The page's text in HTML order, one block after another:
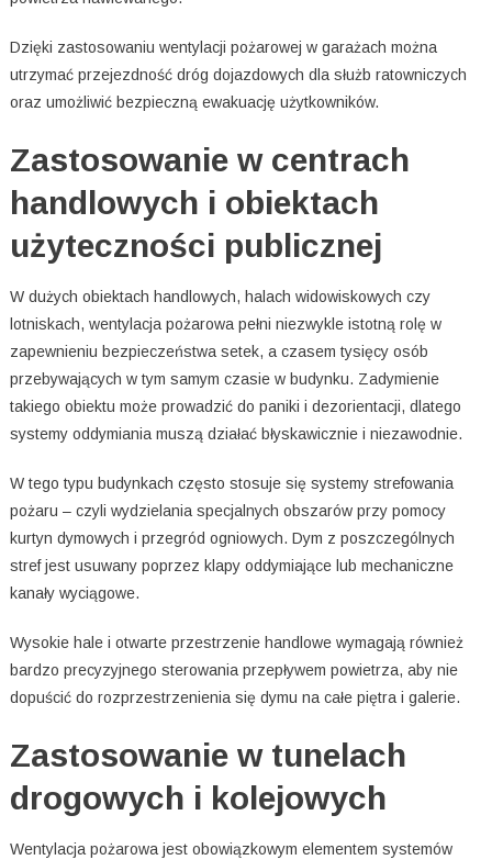
Dzięki zastosowaniu wentylacji pożarowej w garażach można
utrzymać przejezdność dróg dojazdowych dla służb ratowniczych
oraz umożliwić bezpieczną ewakuację użytkowników.
Zastosowanie w centrach
handlowych i obiektach
użyteczności publicznej
W dużych obiektach handlowych, halach widowiskowych czy
lotniskach, wentylacja pożarowa pełni niezwykle istotną rolę w
zapewnieniu bezpieczeństwa setek, a czasem tysięcy osób
przebywających w tym samym czasie w budynku. Zadymienie
takiego obiektu może prowadzić do paniki i dezorientacji, dlatego
systemy oddymiania muszą działać błyskawicznie i niezawodnie.
W tego typu budynkach często stosuje się systemy strefowania
pożaru – czyli wydzielania specjalnych obszarów przy pomocy
kurtyn dymowych i przegród ogniowych. Dym z poszczególnych
stref jest usuwany poprzez klapy oddymiające lub mechaniczne
kanały wyciągowe.
Wysokie hale i otwarte przestrzenie handlowe wymagają również
bardzo precyzyjnego sterowania przepływem powietrza, aby nie
dopuścić do rozprzestrzenienia się dymu na całe piętra i galerie.
Zastosowanie w tunelach
drogowych i kolejowych
Wentylacja pożarowa jest obowiązkowym elementem systemów